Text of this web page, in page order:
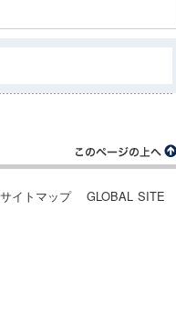
サイトマップ GLOBAL SITE